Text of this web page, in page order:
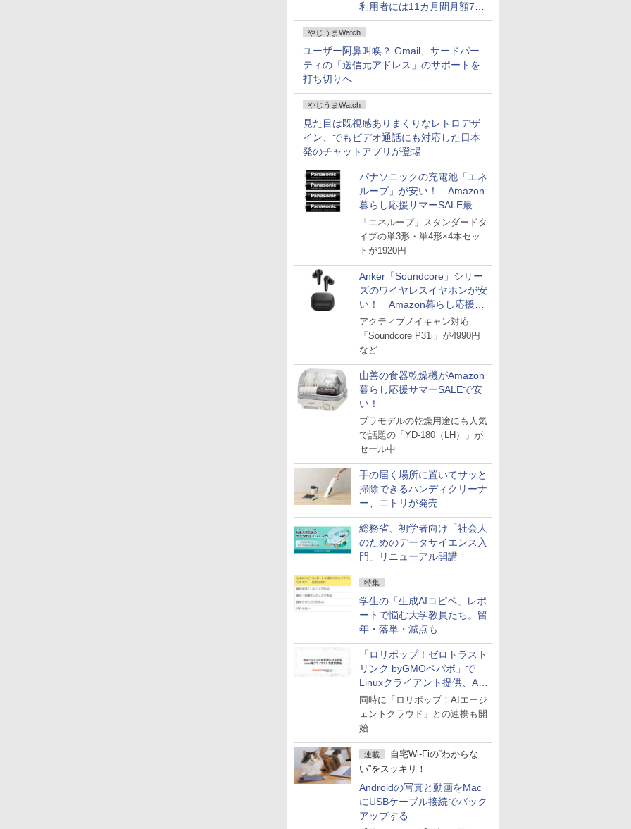
利用者には11カ月間月額770
円割引のキャンペーン
やじうまWatch
ユーザー阿鼻叫喚？ Gmail、サードパー
ティの「送信元アドレス」のサポートを
打ち切りへ
やじうまWatch
見た目は既視感ありまくりなレトロデザ
イン、でもビデオ通話にも対応した日本
発のチャットアプリが登場
パナソニックの充電池「エネ
ループ」が安い！ Amazon
暮らし応援サマーSALE最終
日
「エネループ」スタンダードタ
イプの単3形・単4形×4本セッ
トが1920円
Anker「Soundcore」シリー
ズのワイヤレスイヤホンが安
い！ Amazon暮らし応援サ
マーSALE
アクティブノイキャン対応
「Soundcore P31i」が4990円
など
山善の食器乾燥機がAmazon
暮らし応援サマーSALEで安
い！
プラモデルの乾燥用途にも人気
で話題の「YD-180（LH）」が
セール中
手の届く場所に置いてサッと
掃除できるハンディクリーナ
ー、ニトリが発売
総務省、初学者向け「社会人
のためのデータサイエンス入
門」リニューアル開講
特集
学生の「生成AIコピペ」レポ
ートで悩む大学教員たち。留
年・落単・減点も
「ロリポップ！ゼロトラスト
リンク byGMOペパボ」で
Linuxクライアント提供、AI
エージェントの接続が容易に
同時に「ロリポップ！AIエージ
ェントクラウド」との連携も開
始
連載
自宅Wi-Fiの“わからな
い”をスッキリ！
Androidの写真と動画をMac
にUSBケーブル接続でバック
アップする